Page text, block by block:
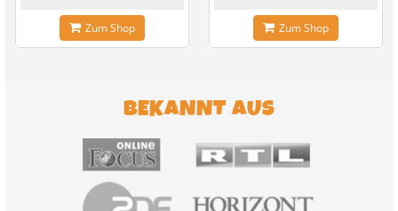
Zum Shop Zum Shop
BEKANNT AUS